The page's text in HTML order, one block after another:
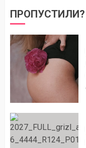
ПРОПУСТИЛИ?